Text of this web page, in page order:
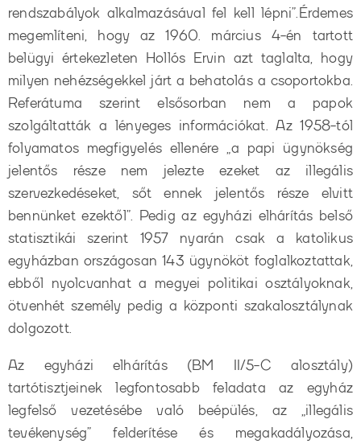
rendszabályok alkalmazásával fel kell lépni”.Érdemes
megemlíteni, hogy az 1960. március 4-én tartott
belügyi értekezleten Hollós Ervin azt taglalta, hogy
milyen nehézségekkel járt a behatolás a csoportokba.
Referátuma szerint elsősorban nem a papok
szolgáltatták a lényeges információkat. Az 1958-tól
folyamatos megfigyelés ellenére „a papi ügynökség
jelentős része nem jelezte ezeket az illegális
szervezkedéseket, sőt ennek jelentős része elvitt
bennünket ezektől”. Pedig az egyházi elhárítás belső
statisztikái szerint 1957 nyarán csak a katolikus
egyházban országosan 143 ügynököt foglalkoztattak,
ebből nyolcvanhat a megyei politikai osztályoknak,
ötvenhét személy pedig a központi szakalosztálynak
dolgozott.
Az egyházi elhárítás (BM II/5-C alosztály)
tartótisztjeinek legfontosabb feladata az egyház
legfelső vezetésébe való beépülés, az „illegális
tevékenység” felderítése és megakadályozása,